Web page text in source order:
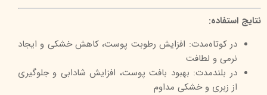
نتایج استفاده:
در کوتاه‌مدت: افزایش رطوبت پوست، کاهش خشکی و ایجاد
نرمی و لطافت
در بلندمدت: بهبود بافت پوست، افزایش شادابی و جلوگیری
از زبری و خشکی مداوم